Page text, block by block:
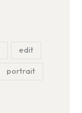
edit
portrait